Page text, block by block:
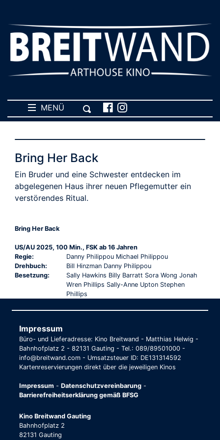
MENÜ
Bring Her Back
Ein Bruder und eine Schwester entdecken im
abgelegenen Haus ihrer neuen Pflegemutter ein
verstörendes Ritual.
Bring Her Back
US/AU 2025, 100 Min., FSK ab 16 Jahren
Regie:
Danny Philippou Michael Philippou
Drehbuch:
Bill Hinzman Danny Philippou
Besetzung:
Sally Hawkins Billy Barratt Sora Wong Jonah
Wren Phillips Sally-Anne Upton Stephen
Phillips
Impressum
Büro- und Lieferadresse: Kino Breitwand - Matthias Helwig -
Bahnhofplatz 2 - 82131 Gauting - Tel.: 089/89501000 -
info@breitwand.com - Umsatzsteuer ID: DE131314592
Kartenreservierungen direkt über die jeweiligen Kinos
Impressum - Datenschutzvereinbarung -
Barrierefreiheitserklärung gemäß BFSG
Kino Breitwand Gauting
Bahnhofplatz 2
82131 Gauting